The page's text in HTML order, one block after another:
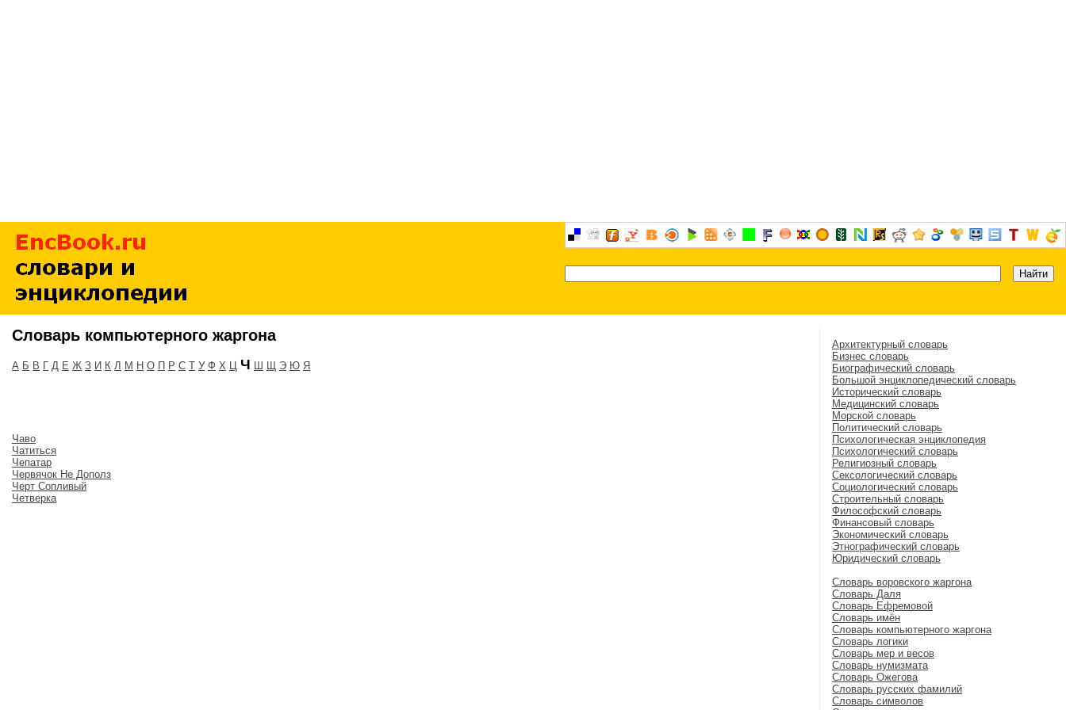
Словарь компьютерного жаргона
А Б В Г Д Е Ж З И К Л М Н О П Р С Т У Ф Х Ц Ч Ш Щ Э Ю Я
Чаво
Чатиться
Чепатар
Червячок Не Дополз
Черт Сопливый
Четверка
Архитектурный словарь
Бизнес словарь
Биографический словарь
Большой энциклопедический словарь
Исторический словарь
Медицинский словарь
Морской словарь
Политический словарь
Психологическая энциклопедия
Психологический словарь
Религиозный словарь
Сексологический словарь
Социологический словарь
Строительный словарь
Философский словарь
Финансовый словарь
Экономический словарь
Этнографический словарь
Юридический словарь
Словарь воровского жаргона
Словарь Даля
Словарь Ефремовой
Словарь имён
Словарь компьютерного жаргона
Словарь логики
Словарь мер и весов
Словарь нумизмата
Словарь Ожегова
Словарь русских фамилий
Словарь символов